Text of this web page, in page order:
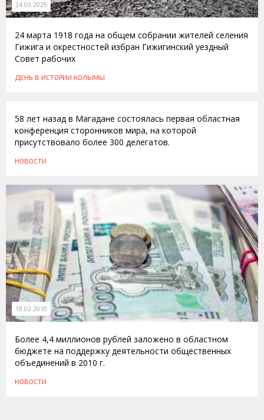
24.03.2025
24 марта 1918 года на общем собрании жителей селения
Гижига и окрестностей избран Гижигинский уездный
Совет рабочих
ДЕНЬ В ИСТОРИИ КОЛЫМЫ
58 лет назад в Магадане состоялась первая областная
конференция сторонников мира, на которой
присутствовало более 300 делегатов.
НОВОСТИ
18.02.2010
Более 4,4 миллионов рублей заложено в областном
бюджете на поддержку деятельности общественных
объединений в 2010 г.
НОВОСТИ